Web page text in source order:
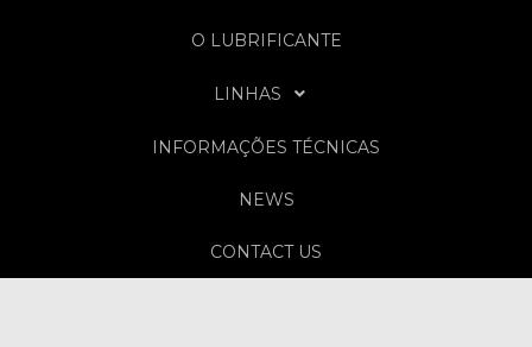
O LUBRIFICANTE
LINHAS
INFORMAÇÕES TÉCNICAS
NEWS
CONTACT US